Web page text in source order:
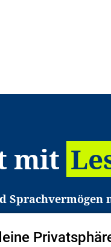
mit
zu Bildung
haben